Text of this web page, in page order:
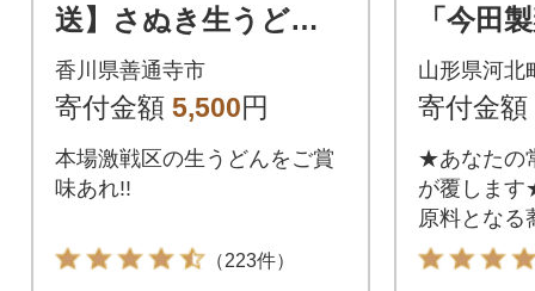
送】さぬき生うどん1
2食セット(2人前×6袋)
_Z2600040
香川県善通寺市
寄付金額 5,500円
本場激戦区の生うどんをご賞
味あれ!!
（223件）
「今田
とうど
48人前
山形県河北
寄付金額
★あなたの
が覆しま
原料となる
水にこだわ
生かして造